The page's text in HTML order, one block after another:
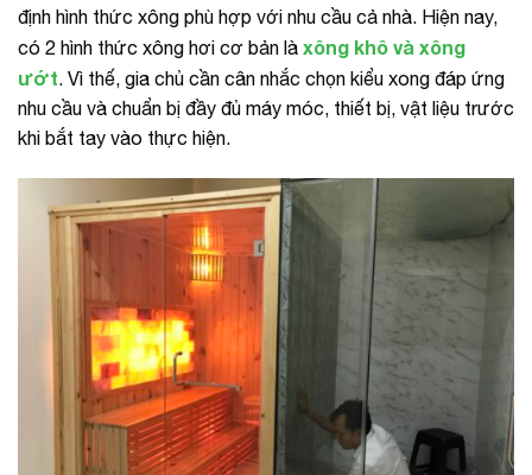
định hình thức xông phù hợp với nhu cầu cả nhà. Hiện nay,
có 2 hình thức xông hơi cơ bản là xông khô và xông
ướt. Vì thế, gia chủ cần cân nhắc chọn kiểu xong đáp ứng
nhu cầu và chuẩn bị đầy đủ máy móc, thiết bị, vật liệu trước
khi bắt tay vào thực hiện.